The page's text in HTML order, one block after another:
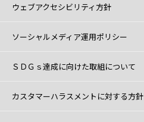
ウェブアクセシビリティ方針
ソーシャルメディア運用ポリシー
ＳＤＧｓ達成に向けた取組について
カスタマーハラスメントに対する方針